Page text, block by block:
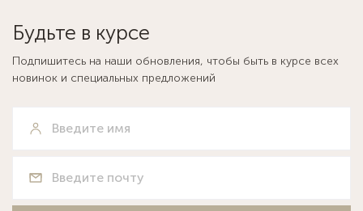
Будьте в курсе
Подпишитесь на наши обновления, чтобы быть в курсе всех
новинок и специальных предложений